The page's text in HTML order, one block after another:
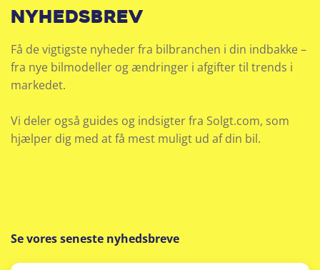
nyhedsbrev
Få de vigtigste nyheder fra bilbranchen i din indbakke –
fra nye bilmodeller og ændringer i afgifter til trends i
markedet.
Vi deler også guides og indsigter fra Solgt.com, som
hjælper dig med at få mest muligt ud af din bil.
Se vores seneste nyhedsbreve